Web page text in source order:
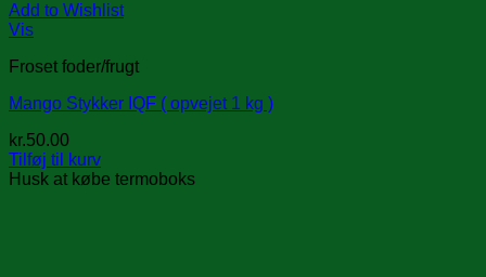
Add to Wishlist
Vis
Froset foder/frugt
Mango Stykker IQF ( opvejet 1 kg )
kr.50.00
Tilføj til kurv
Husk at købe termoboks